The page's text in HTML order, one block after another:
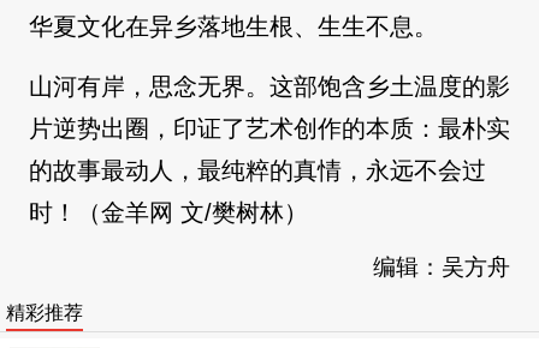
华夏文化在异乡落地生根、生生不息。
山河有岸，思念无界。这部饱含乡土温度的影
片逆势出圈，印证了艺术创作的本质：最朴实
的故事最动人，最纯粹的真情，永远不会过
时！（金羊网 文/樊树林）
编辑：吴方舟
精彩推荐